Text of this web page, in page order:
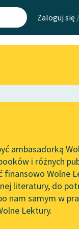
Zaloguj się /
Wolnych Lektur
PMH
Wolnych Lektur
ambasadorką
i różnych
Wolne
literatury, do
nam samym w
Lektury.